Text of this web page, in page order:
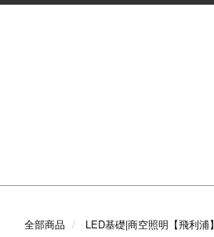
全部商品 LED基礎|商空照明【飛利浦】